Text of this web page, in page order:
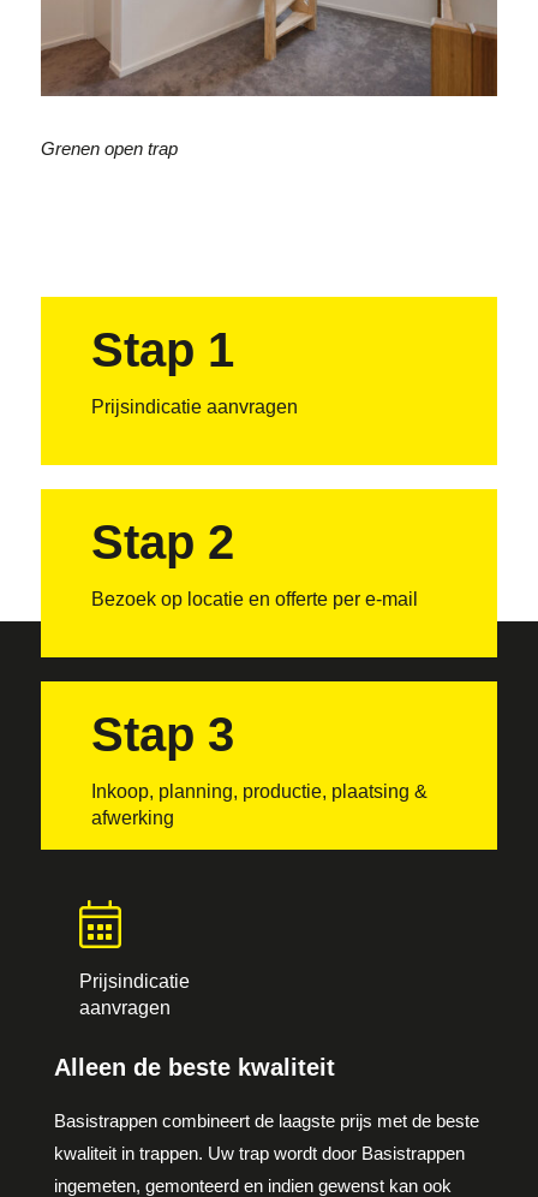
Grenen open trap
Stap 1
Prijsindicatie aanvragen
Stap 2
Bezoek op locatie en offerte per e-mail
Stap 3
Inkoop, planning, productie, plaatsing &
afwerking
Prijsindicatie
aanvragen
Alleen de beste kwaliteit
Basistrappen combineert de laagste prijs met de beste
kwaliteit in trappen. Uw trap wordt door Basistrappen
ingemeten, gemonteerd en indien gewenst kan ook